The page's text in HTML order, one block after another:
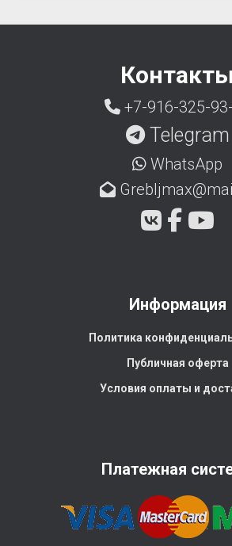
Контакты
+7-916-325-
Telegram
WhatsApp
Информация
Политика
Публичная оферта
Условия оплаты и
Платежная